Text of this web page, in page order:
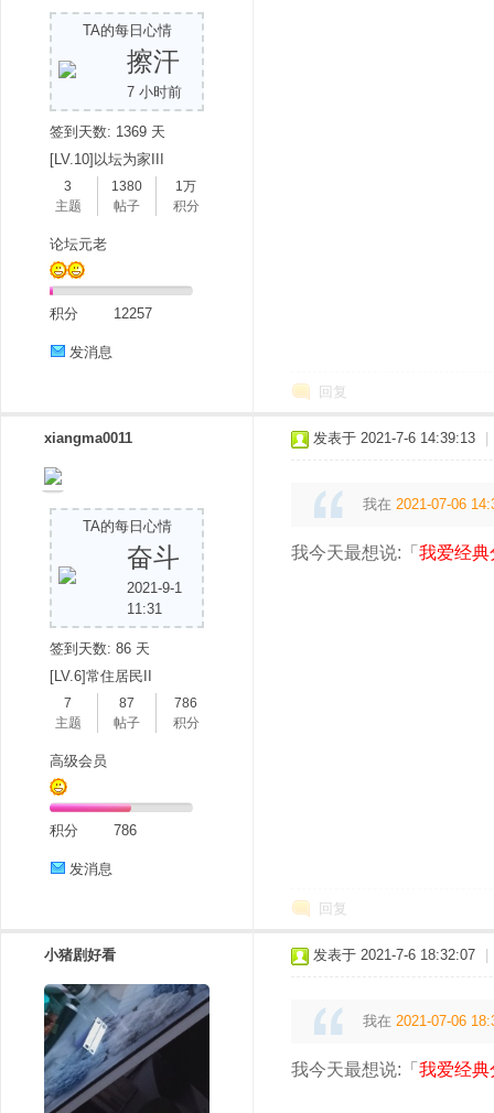
TA的每日心情
擦汗
7 小时前
签到天数: 1369 天
[LV.10]以坛为家III
3
主题
1380
帖子
1万
积分
论坛元老
积分 12257
发消息
回复
xiangma0011
TA的每日心情
奋斗
2021-9-1
11:31
签到天数: 86 天
[LV.6]常住居民II
7
主题
87
帖子
786
积分
高级会员
积分 786
发消息
发表于 2021-7-6 14:39:13
我在 2021-07-06
我今天最想说:「 我爱经典
回复
小猪剧好看 发表于 2021-7-6 18:32:07
我在 2021-07-06
我今天最想说:「 我爱经典